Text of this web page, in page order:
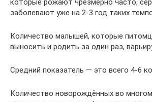
которые рожают чрезмерно часто,
заболевают уже на 2-3 год таких
Количество малышей, которые
выносить и родить за один раз,
Средний показатель — это всего 4-6
Количество новорождённых во